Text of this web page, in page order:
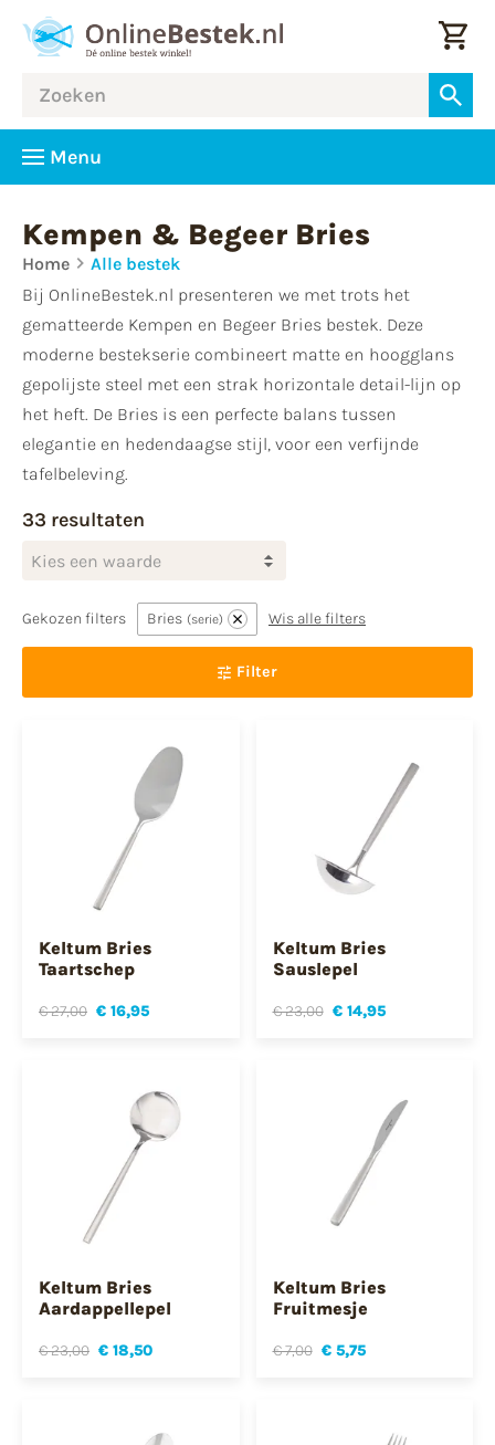
Menu
Kempen & Begeer Bries
Home
Alle bestek
Bij OnlineBestek.nl presenteren we met trots het
gematteerde Kempen en Begeer Bries bestek. Deze
moderne bestekserie combineert matte en hoogglans
gepolijste steel met een strak horizontale detail-lijn op
het heft. De Bries is een perfecte balans tussen
elegantie en hedendaagse stijl, voor een verfijnde
tafelbeleving.
33 resultaten
Kies een waarde
Gekozen filters Bries serie Wis alle filters
Filter
Keltum Bries
Taartschep
€ 27,00 € 16,95
Keltum Bries
Sauslepel
€ 23,00 € 14,95
Keltum Bries
Aardappellepel
€ 23,00 € 18,50
Keltum Bries
Fruitmesje
€ 7,00 € 5,75